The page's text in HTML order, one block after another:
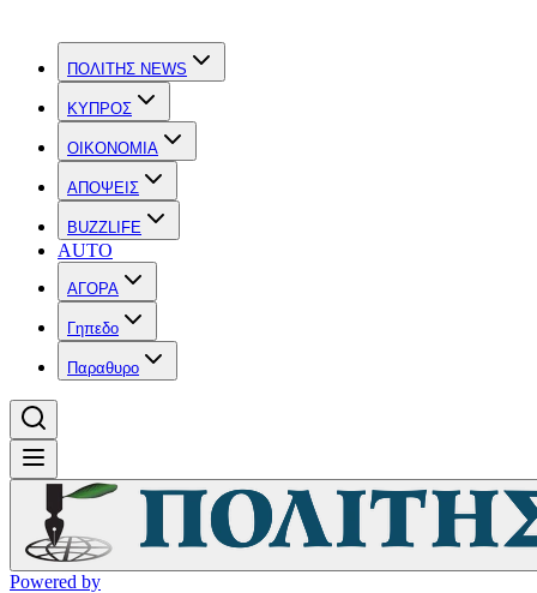
ΠΟΛΙΤΗΣ NEWS
ΚΥΠΡΟΣ
OIKONOMIA
ΑΠΟΨΕΙΣ
BUZZLIFE
AUTO
ΑΓΟΡΑ
Γηπεδο
Παραθυρο
Powered by